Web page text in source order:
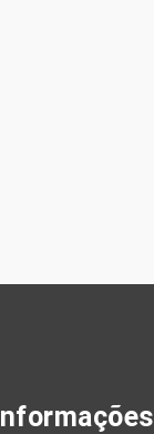
Informações